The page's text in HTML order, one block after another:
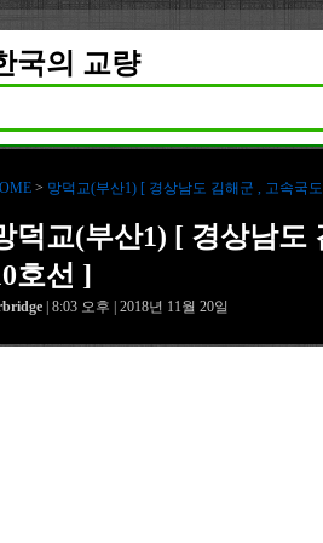
국의 교량
> 망덕교(부산1) [ 경상남도 김해군 , 고속국
덕교(부산1) [ 경상남도
호선 ]
| 8:03 오후 | 2018년 11월 20일